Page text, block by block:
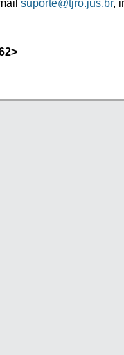
suporte@tjro.jus.br,